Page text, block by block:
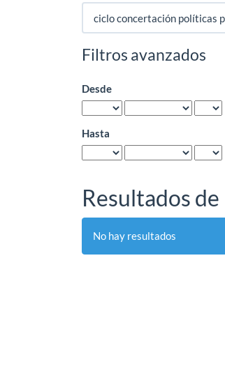
Buscar
artículos
por
Filtros avanzados
Desde
Hasta
Resultados
No hay resultados